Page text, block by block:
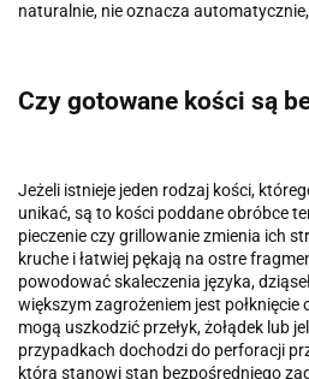
naturalnie, nie oznacza
Czy gotowane kości są
Jeżeli istnieje jeden rodzaj kości,
unikać, są to kości poddane obróbce
pieczenie czy grillowanie zmienia ich
kruche i łatwiej pękają na ostre
powodować skaleczenia języka,
większym zagrożeniem jest połknięcie
mogą uszkodzić przełyk, żołądek lub
przypadkach dochodzi do perforacji
która stanowi stan bezpośredniego